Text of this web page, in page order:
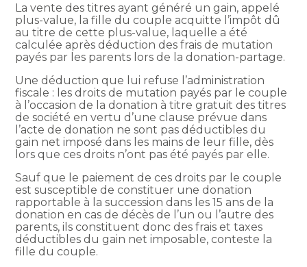
La vente des titres ayant généré un gain, appelé
plus-value, la fille du couple acquitte l’impôt dû
au titre de cette plus-value, laquelle a été
calculée après déduction des frais de mutation
payés par les parents lors de la donation-partage.
Une déduction que lui refuse l’administration
fiscale : les droits de mutation payés par le couple
à l’occasion de la donation à titre gratuit des titres
de société en vertu d’une clause prévue dans
l’acte de donation ne sont pas déductibles du
gain net imposé dans les mains de leur fille, dès
lors que ces droits n’ont pas été payés par elle.
Sauf que le paiement de ces droits par le couple
est susceptible de constituer une donation
rapportable à la succession dans les 15 ans de la
donation en cas de décès de l’un ou l’autre des
parents, ils constituent donc des frais et taxes
déductibles du gain net imposable, conteste la
fille du couple.